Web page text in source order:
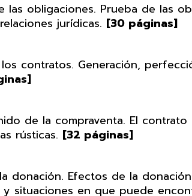
las obligaciones. Prueba de las
jurídicas. [30 páginas]
contratos. Generación,
de la compraventa. El
rústicas. [32 páginas]
donación. Efectos de la
situaciones en que puede